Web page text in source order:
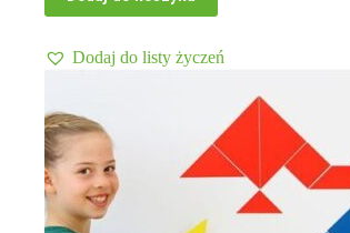
Dodaj do listy życzeń